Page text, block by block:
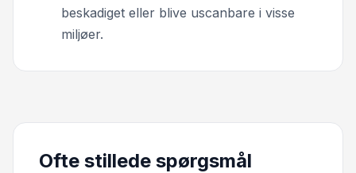
beskadiget eller blive uscanbare i visse
miljøer.
Ofte stillede spørgsmål